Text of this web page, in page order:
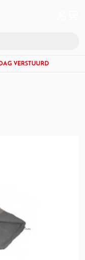
VERSTUURD